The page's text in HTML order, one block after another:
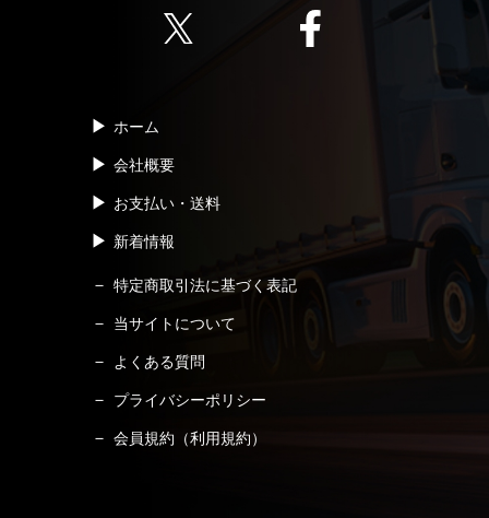
ホーム
会社概要
お支払い・送料
新着情報
特定商取引法に基づく表記
当サイトについて
よくある質問
プライバシーポリシー
会員規約（利用規約）